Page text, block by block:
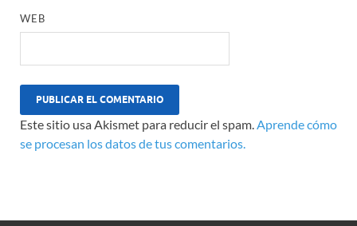
WEB
Este sitio usa Akismet para reducir el spam.Aprende cómo
se procesan los datos de tus comentarios.